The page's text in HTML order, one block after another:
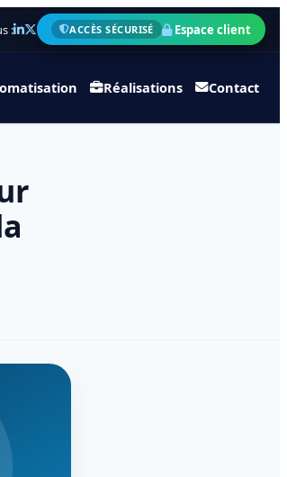
: ACCÈS SÉCURISÉ Espace client
Réalisations Contact